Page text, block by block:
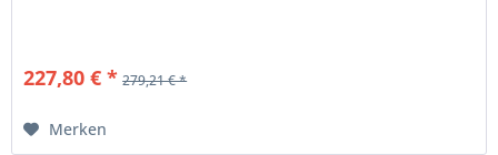
227,80 € * 279,21 € *
Merken